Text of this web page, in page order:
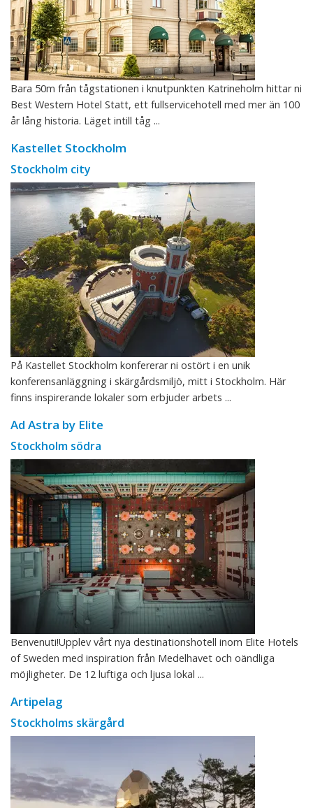
Bara 50m från tågstationen i knutpunkten Katrineholm hittar ni
Best Western Hotel Statt, ett fullservicehotell med mer än 100
år lång historia. Läget intill tåg ...
Kastellet Stockholm
Stockholm city
På Kastellet Stockholm konfererar ni ostört i en unik
konferensanläggning i skärgårdsmiljö, mitt i Stockholm. Här
finns inspirerande lokaler som erbjuder arbets ...
Ad Astra by Elite
Stockholm södra
Benvenuti!Upplev vårt nya destinationshotell inom Elite Hotels
of Sweden med inspiration från Medelhavet och oändliga
möjligheter. De 12 luftiga och ljusa lokal ...
Artipelag
Stockholms skärgård